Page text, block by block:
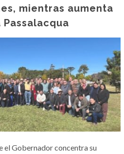
mientras aumenta
el Gobernador concentra su